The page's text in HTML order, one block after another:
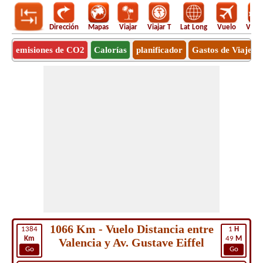
Dirección Mapas Viajar Viajar T Lat Long Vuelo
emisiones de CO2 Calorías planificador Gastos de Viaje
1384
Km
Go
1 H
49 M
Go
1066 Km - Vuelo Distancia entre
Valencia y Av. Gustave Eiffel